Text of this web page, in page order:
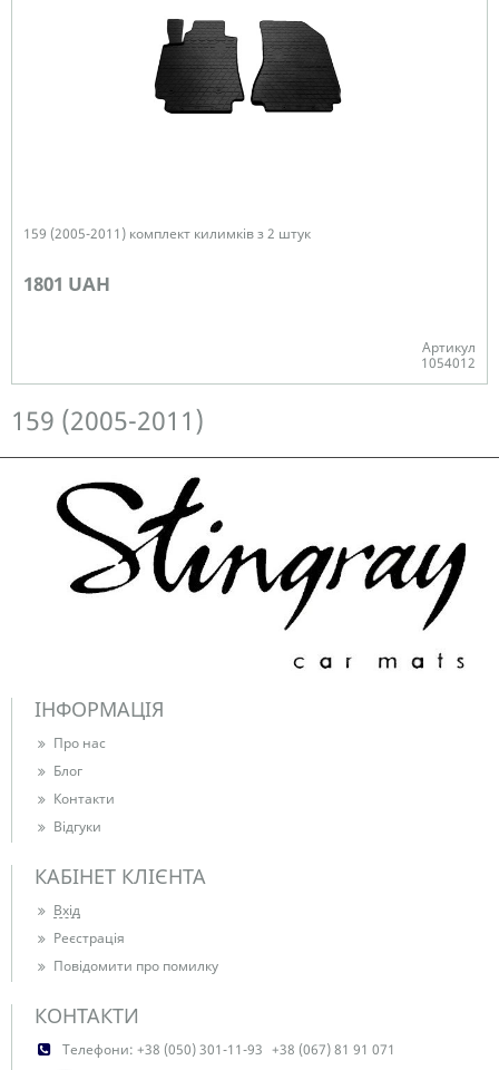
159 (2005-2011) комплект килимків з 2 штук
1801 UAH
Артикул
1054012
159 (2005-2011)
ІНФОРМАЦІЯ
Про нас
Блог
Контакти
Відгуки
КАБІНЕТ КЛІЄНТА
Вхід
Реєстрація
Повідомити про помилку
КОНТАКТИ
Телефони: +38 (050) 301-11-93 +38 (067) 81 91 071